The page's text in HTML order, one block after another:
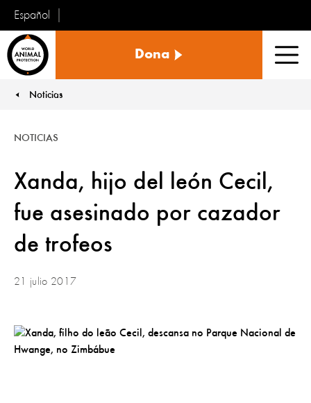
Español
Animal
Dona
Noticias
Xanda, hijo del león Cecil,
fue asesinado por cazador
de trofeos
NOTICIAS
21 julio 2017